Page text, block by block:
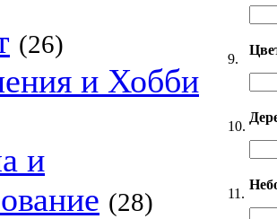
(26)
и Хобби
и
(28)
9.
10.
11.